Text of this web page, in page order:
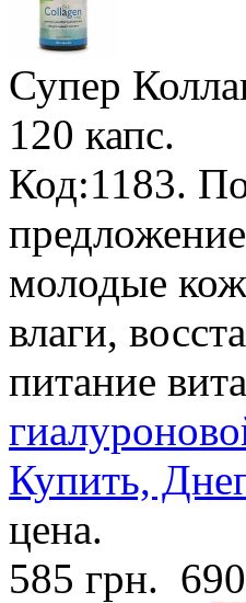
Супер
120 капс.
Код:1183.
молодые
влаги,
питание
Купить,
цена.
585 грн.